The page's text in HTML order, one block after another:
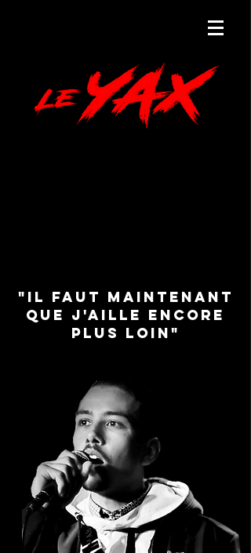
"Il faut maintenant
que j'aille encore
plus loin"